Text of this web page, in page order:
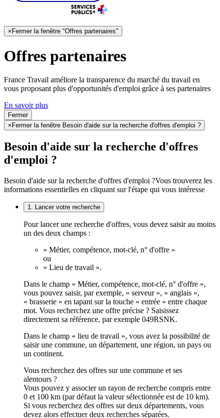
× Fermer la fenêtre "Offres partenaires"
Offres partenaires
France Travail améliore la transparence du marché du travail en
vous proposant plus d'opportunités d'emploi grâce à ses partenaires
En savoir plus
Fermer
× Fermer la fenêtre Besoin d'aide sur la recherche d'offres d'emploi ?
Besoin d'aide sur la recherche d'offres
d'emploi ?
Besoin d'aide sur la recherche d'offres d'emploi ?Vous trouverez les
informations essentielles en cliquant sur l'étape qui vous intéresse
1. Lancer votre recherche
Pour lancer une recherche d'offres, vous devez saisir au moins
un des deux champs :
« Métier, compétence, mot-clé, n° d'offre »
ou
« Lieu de travail ».
Dans le champ « Métier, compétence, mot-clé, n° d'offre »,
vous pouvez saisir, par exemple, « serveur », « anglais »,
« brasserie » en tapant sur la touche « entrée » entre chaque
mot. Vous recherchez une offre précise ? Saisissez
directement sa référence, par exemple 049RSNK.
Dans le champ « lieu de travail », vous avez la possibilité de
saisir une commune, un département, une région, un pays ou
un continent.
Vous recherchez des offres sur une commune et ses
alentours ?
Vous pouvez y associer un rayon de recherche compris entre
0 et 100 km (par défaut la valeur sélectionnée est de 10 km).
Si vous recherchez des offres sur deux départements, vous
devez alors effectuer deux recherches séparées.